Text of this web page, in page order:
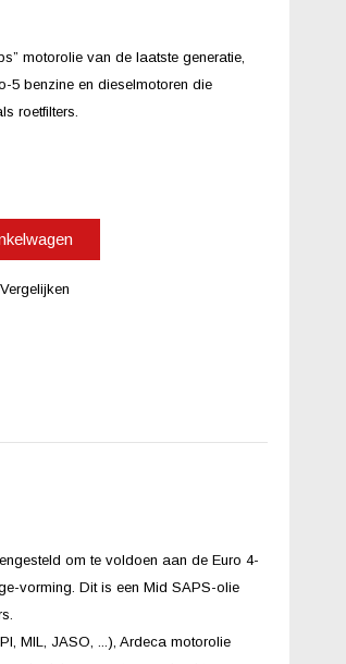
motorolie van de laatste generatie,
5 benzine en dieselmotoren die
roetfilters.
om te voldoen aan de Euro 4-
vorming. Dit is een Mid SAPS-olie
MIL, JASO, ...), Ardeca motorolie